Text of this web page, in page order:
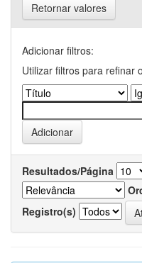
Retornar valores
Adicionar filtros:
Utilizar filtros para refinar
Resultados/Página
Registro(s)